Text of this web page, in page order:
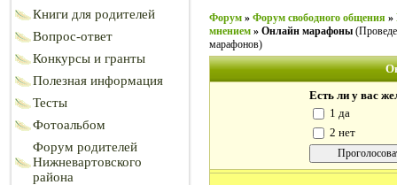
Книги для родителей
Вопрос-ответ
Конкурсы и гранты
Полезная информация
Тесты
Фотоальбом
Форум родителей
Нижневартовского
района
Форум » Форум свободного общения »
мнением » Онлайн марафоны
марафонов)
Есть ли у вас
1 да
2 нет